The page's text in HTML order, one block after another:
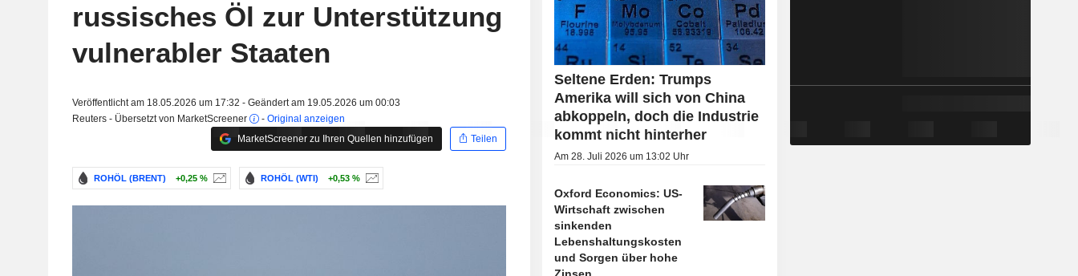
russisches Öl zur Unterstützung
vulnerabler Staaten
Veröffentlicht am 18.05.2026 um 17:32 - Geändert am 19.05.2026 um 00:03
Reuters - Übersetzt von MarketScreener
- Original anzeigen
MarketScreener zu Ihren Quellen hinzufügen
Teilen
ROHÖL (BRENT) +0,25 % ROHÖL (WTI) +0,53 %
Seltene Erden: Trumps
Amerika will sich von China
abkoppeln, doch die Industrie
kommt nicht hinterher
Am 28. Juli 2026 um 13:02 Uhr
Oxford Economics: US-
Wirtschaft zwischen
sinkenden
Lebenshaltungskosten
und Sorgen über hohe